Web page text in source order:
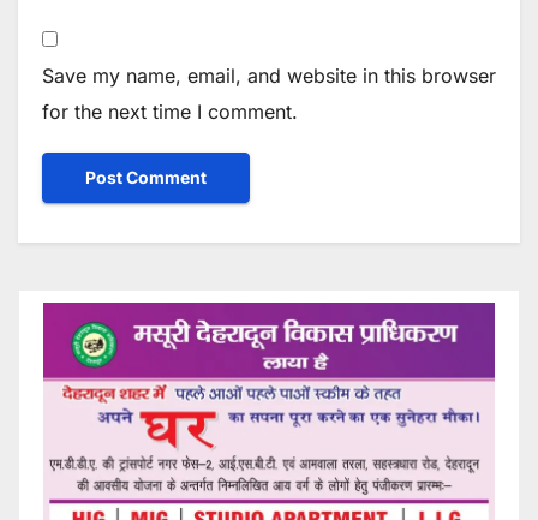
Save my name, email, and website in this browser
for the next time I comment.